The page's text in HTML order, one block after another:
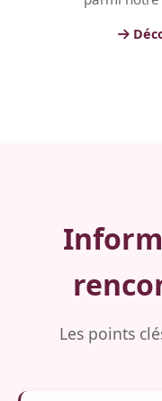
Les points